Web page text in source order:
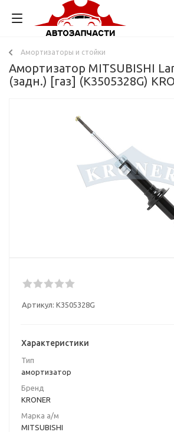
Амортизаторы и стойки
Амортизатор MITSUBISHI
(задн.) [газ] (K3505328G)
Артикул: K3505328G
Характеристики
Тип
амортизатор
Бренд
KRONER
Марка а/м
MITSUBISHI